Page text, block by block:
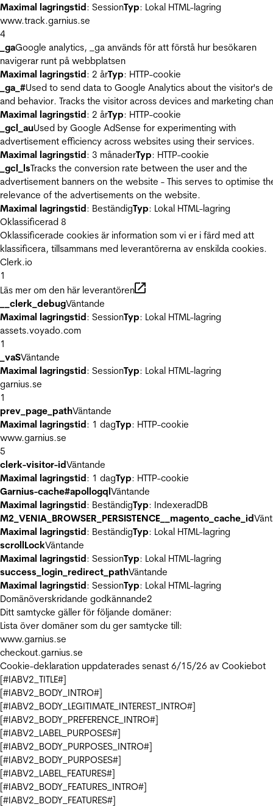
Maximal lagringstid: SessionTyp: Lokal HTML-lagring
www.track.garnius.se
4
_gaGoogle analytics, _ga används för att förstå hur besökaren
navigerar runt på webbplatsen
Maximal lagringstid: 2 årTyp: HTTP-cookie
_ga_#Used to send data to Google Analytics about the visitor's
and behavior. Tracks the visitor across devices and marketing
Maximal lagringstid: 2 årTyp: HTTP-cookie
_gcl_auUsed by Google AdSense for experimenting with
advertisement efficiency across websites using their services.
Maximal lagringstid: 3 månaderTyp: HTTP-cookie
_gcl_lsTracks the conversion rate between the user and the
advertisement banners on the website - This serves to optimise
relevance of the advertisements on the website.
Maximal lagringstid: BeständigTyp: Lokal HTML-lagring
Oklassificerad 8
Oklassificerade cookies är information som vi er i färd med att
klassificera, tillsammans med leverantörerna av enskilda cookies.
Clerk.io
1
Läs mer om den här leverantören
__clerk_debugVäntande
Maximal lagringstid: SessionTyp: Lokal HTML-lagring
assets.voyado.com
1
_vaSVäntande
Maximal lagringstid: SessionTyp: Lokal HTML-lagring
garnius.se
1
prev_page_pathVäntande
Maximal lagringstid: 1 dagTyp: HTTP-cookie
www.garnius.se
5
clerk-visitor-idVäntande
Maximal lagringstid: 1 dagTyp: HTTP-cookie
Garnius-cache#apollogqlVäntande
Maximal lagringstid: BeständigTyp: IndexeradDB
M2_VENIA_BROWSER_PERSISTENCE__magento_cache_id
Maximal lagringstid: BeständigTyp: Lokal HTML-lagring
scrollLockVäntande
Maximal lagringstid: SessionTyp: Lokal HTML-lagring
success_login_redirect_pathVäntande
Maximal lagringstid: SessionTyp: Lokal HTML-lagring
Domänöverskridande godkännande2
Ditt samtycke gäller för följande domäner:
Lista över domäner som du ger samtycke till:
www.garnius.se
checkout.garnius.se
Cookie-deklaration uppdaterades senast 6/15/26 av Cookiebot
[#IABV2_TITLE#]
[#IABV2_BODY_INTRO#]
[#IABV2_BODY_LEGITIMATE_INTEREST_INTRO#]
[#IABV2_BODY_PREFERENCE_INTRO#]
[#IABV2_LABEL_PURPOSES#]
[#IABV2_BODY_PURPOSES_INTRO#]
[#IABV2_BODY_PURPOSES#]
[#IABV2_LABEL_FEATURES#]
[#IABV2_BODY_FEATURES_INTRO#]
[#IABV2_BODY_FEATURES#]